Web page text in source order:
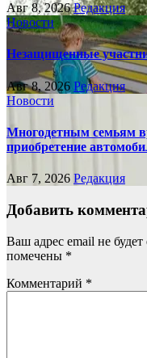
Авг 8, 2026Редакция
Новости
Незащищенные
Авг 8, 2026 Редакция
Новости
Многодетным семьям
приобретение
Авг 7, 2026 Редакция
Добавить
Ваш адрес email не
помечены *
Комментарий *